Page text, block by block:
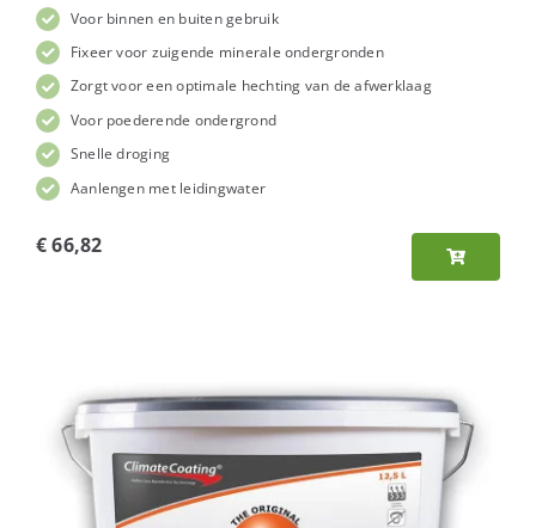
Voor binnen en buiten gebruik
Fixeer voor zuigende minerale ondergronden
Zorgt voor een optimale hechting van de afwerklaag
Voor poederende ondergrond
Snelle droging
Aanlengen met leidingwater
€66,82